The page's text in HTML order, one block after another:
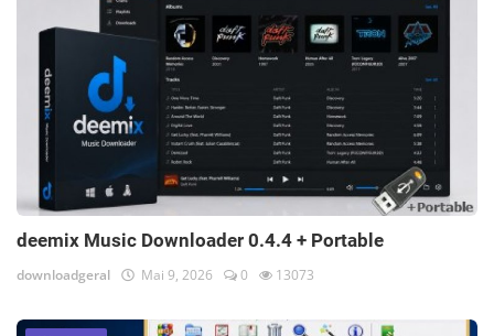
deemix Music Downloader 0.4.4 + Portable
downloadgeral Mai 9, 2026 0 13073